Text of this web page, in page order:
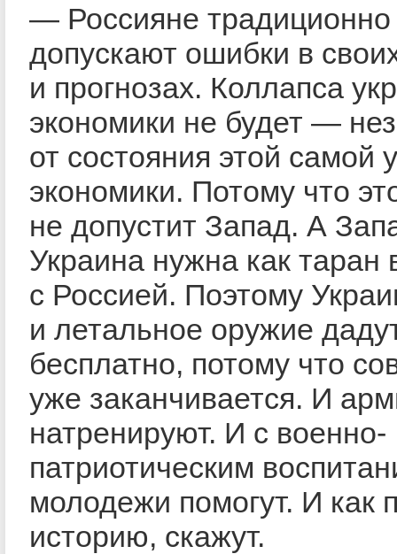
— Россияне традиционно
допускают ошибки в
и прогнозах. Коллапса
экономики не будет —
от состояния этой самой
экономики. Потому что
не допустит Запад. А
Украина нужна как таран
с Россией. Поэтому
и летальное оружие
бесплатно, потому что
уже заканчивается. И
натренируют. И с военно-
патриотическим
молодежи помогут. И как
историю, скажут.